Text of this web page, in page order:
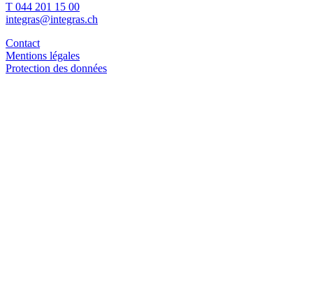
T 044 201 15 00
integras@integras.ch
Contact
Mentions légales
Protection des données